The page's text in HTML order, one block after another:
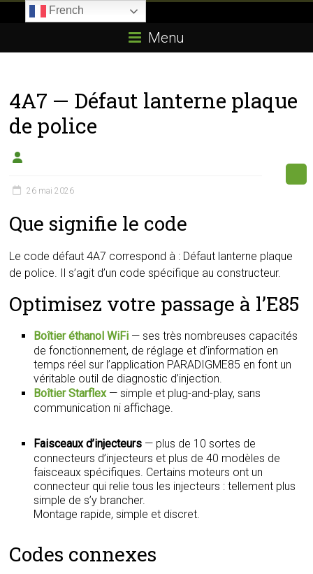
E85.com
passion
du
boîtier
éthanol
Menu
4A7 — Défaut lanterne plaque
de police
26 mai 2026
Que signifie le code
Le code défaut 4A7 correspond à : Défaut lanterne plaque
de police. Il s’agit d’un code spécifique au constructeur.
Optimisez votre passage à l’E85
Boîtier éthanol WiFi — ses très nombreuses capacités
de fonctionnement, de réglage et d’information en
temps réel sur l’application PARADIGME85 en font un
véritable outil de diagnostic d’injection.
Boîtier Starflex— simple et plug-and-play, sans
communication ni affichage.
Faisceaux d’injecteurs — plus de 10 sortes de
connecteurs d’injecteurs et plus de 40 modèles de
faisceaux spécifiques. Certains moteurs ont un
connecteur qui relie tous les injecteurs : tellement plus
simple de s’y brancher.
Montage rapide, simple et discret.
Codes connexes
French